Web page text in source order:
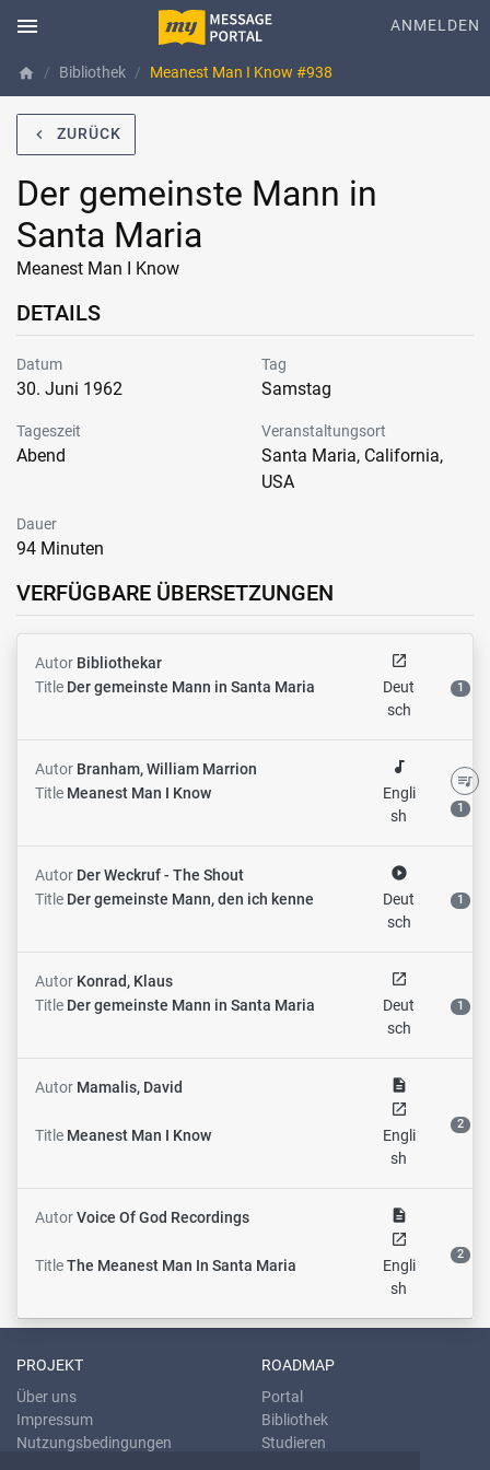
menu ANMELDEN
home Bibliothek Meanest Man I Know #938
navigate_before ZURÜCK
Der gemeinste Mann in
Santa Maria
Meanest Man I Know
DETAILS
Datum
30. Juni 1962
Tag
Samstag
Tageszeit
Abend
Veranstaltungsort
Santa Maria, California,
USA
Dauer
94 Minuten
VERFÜGBARE ÜBERSETZUNGEN
Autor Bibliothekar open_in_new
Title Der gemeinste Mann in Santa Maria
Deut
sch
1
Autor Branham, William Marrion audiotrack
Title Meanest Man I Know
Engli
sh
queue_music
1
Autor Der Weckruf - The Shout play_circle_filled
Title Der gemeinste Mann, den ich kenne
Deut
sch
1
Autor Konrad, Klaus open_in_new
Title Der gemeinste Mann in Santa Maria
Deut
sch
1
Autor Mamalis, David
description
open_in_new
Title Meanest Man I Know
Engli
sh
2
AutorVoice Of God Recordings
description
open_in_new
TitleThe Meanest Man In Santa Maria
Engli
sh
2
PROJEKT
Über uns
Impressum
Nutzungsbedingungen
ROADMAP
Portal
Bibliothek
Studieren